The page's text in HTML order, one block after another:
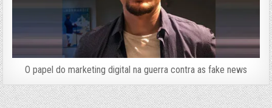
O papel do marketing digital na guerra contra as fake news